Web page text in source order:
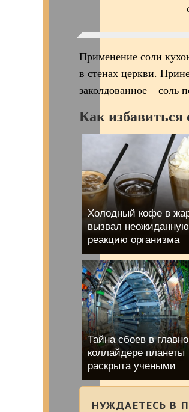
Применение соли
в стенах церкви.
заколдованное – соль
Как избавиться
Холодный кофе в
вызвал неожиданную
реакцию организма
Тайна сбоев в
коллайдере планеты
раскрыта учеными
НУЖДАЕТЕСЬ В